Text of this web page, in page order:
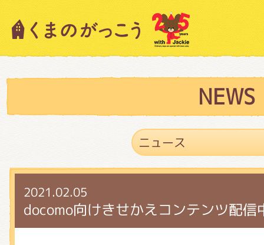
NEWS
2021.02.05
docomo向けきせかえコンテンツ配信
キャラクター紹介
スタッフブログ
絵本・作家紹介